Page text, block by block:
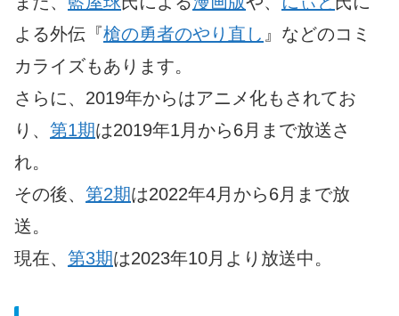
よる外伝『槍の勇者のやり直し 』などのコミ
カライズもあります。
さらに、2019年からはアニメ化もされてお
り、 第1期は2019年1月から6月まで放送さ
れ。
その後、 第2期は2022年4月から6月まで放
送。
現在、 第3期は2023年10月より放送中。